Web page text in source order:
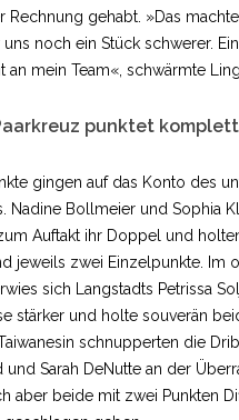
Rechnung gehabt. »Das
noch ein Stück schwerer.
an mein Team«, schwärmte
punktet komplett
gingen auf das Konto des
Nadine Bollmeier und Sophia
Auftakt ihr Doppel und
jeweils zwei Einzelpunkte. Im
sich Langstadts Petrissa
stärker und holte souverän
schnupperten die
und Sarah DeNutte an der
aber beide mit zwei Punkten